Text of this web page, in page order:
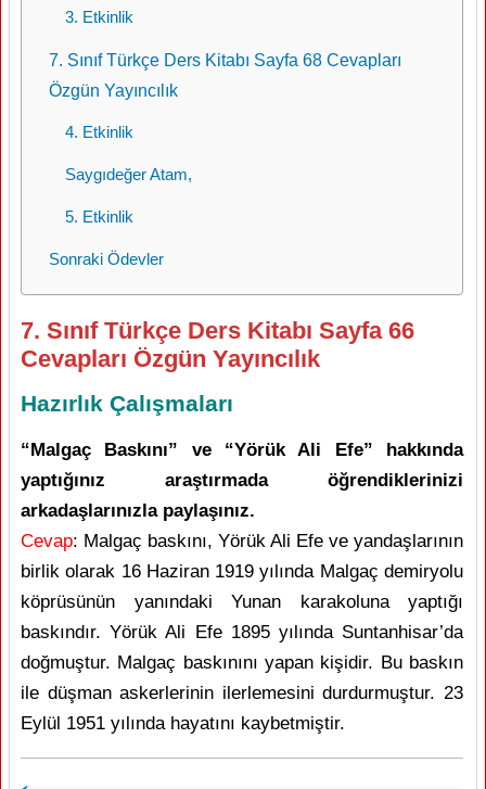
3. Etkinlik
7. Sınıf Türkçe Ders Kitabı Sayfa 68 Cevapları
Özgün Yayıncılık
4. Etkinlik
Saygıdeğer Atam,
5. Etkinlik
Sonraki Ödevler
7. Sınıf Türkçe Ders Kitabı Sayfa 66
Cevapları Özgün Yayıncılık
Hazırlık Çalışmaları
“Malgaç Baskını” ve “Yörük Ali Efe” hakkında
yaptığınız araştırmada öğrendiklerinizi
arkadaşlarınızla paylaşınız.
Cevap: Malgaç baskını, Yörük Ali Efe ve yandaşlarının
birlik olarak 16 Haziran 1919 yılında Malgaç demiryolu
köprüsünün yanındaki Yunan karakoluna yaptığı
baskındır. Yörük Ali Efe 1895 yılında Suntanhisar’da
doğmuştur. Malgaç baskınını yapan kişidir. Bu baskın
ile düşman askerlerinin ilerlemesini durdurmuştur. 23
Eylül 1951 yılında hayatını kaybetmiştir.